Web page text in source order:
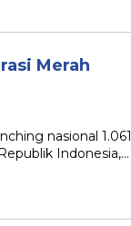
Merah
nasional 1.061
Indonesia,…